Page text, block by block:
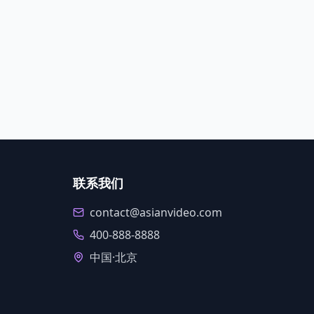
联系我们
contact@asianvideo.com
400-888-8888
中国·北京